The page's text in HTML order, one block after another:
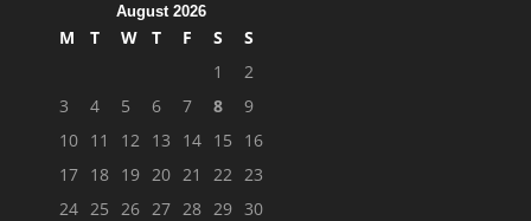
August 2026
M T W T F S
S
1
2
3
4 5 6 7 8
9
10 11 12 13 14 15
16
17 18 19 20 21 22 23
24 25 26 27 28 29 30